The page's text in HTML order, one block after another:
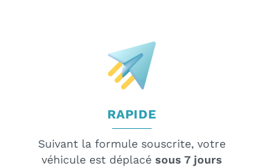
RAPIDE
Suivant la formule souscrite, votre
véhicule est déplacé sous 7 jours